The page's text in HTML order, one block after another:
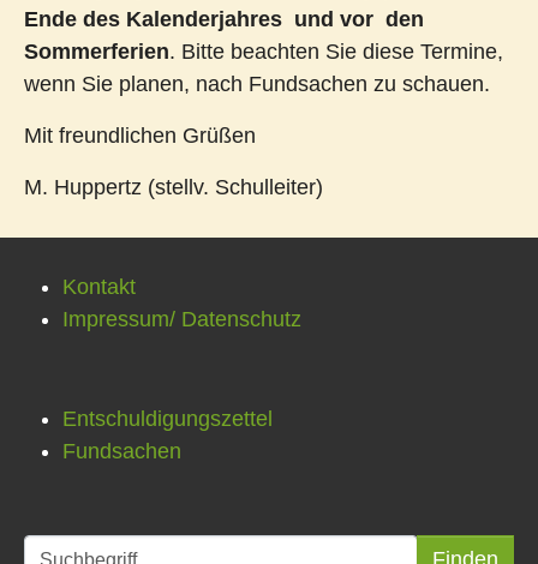
Ende des Kalenderjahres und vor den
Sommerferien. Bitte beachten Sie diese Termine,
wenn Sie planen, nach Fundsachen zu schauen.
Mit freundlichen Grüßen
M. Huppertz (stellv. Schulleiter)
Kontakt
Impressum/ Datenschutz
Entschuldigungszettel
Fundsachen